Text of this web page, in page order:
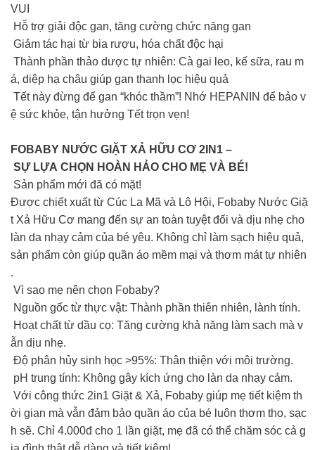
VUI
Hỗ trợ giải độc gan, tăng cường chức năng gan
Giảm tác hại từ bia rượu, hóa chất độc hại
Thành phần thảo dược tự nhiên: Cà gai leo, kế sữa, rau m
á, diệp hạ châu giúp gan thanh lọc hiệu quả
Tết này đừng để gan “khóc thầm”! Nhớ HEPANIN để bảo v
ệ sức khỏe, tận hưởng Tết trọn vẹn!
FOBABY NƯỚC GIẶT XẢ HỮU CƠ 2IN1 –
SỰ LỰA CHỌN HOÀN HẢO CHO MẸ VÀ BÉ!
Sản phẩm mới đã có mặt!
Được chiết xuất từ Cúc La Mã và Lô Hội, Fobaby Nước Giặ
t Xả Hữu Cơ mang đến sự an toàn tuyệt đối và dịu nhẹ cho
làn da nhạy cảm của bé yêu. Không chỉ làm sạch hiệu quả,
sản phẩm còn giúp quần áo mềm mại và thơm mát tự nhiên
.
Vì sao mẹ nên chọn Fobaby?
Nguồn gốc từ thực vật: Thành phần thiên nhiên, lành tính.
Hoạt chất từ dầu cọ: Tăng cường khả năng làm sạch mà v
ẫn dịu nhẹ.
Độ phân hủy sinh học >95%: Thân thiện với môi trường.
pH trung tính: Không gây kích ứng cho làn da nhạy cảm.
Với công thức 2in1 Giặt & Xả, Fobaby giúp mẹ tiết kiệm th
ời gian mà vẫn đảm bảo quần áo của bé luôn thơm tho, sạc
h sẽ. Chỉ 4.000đ cho 1 lần giặt, mẹ đã có thể chăm sóc cả g